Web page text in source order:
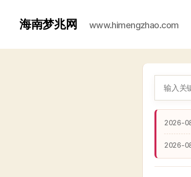
海南梦兆网 www.himengzhao.com
2026-
2026-